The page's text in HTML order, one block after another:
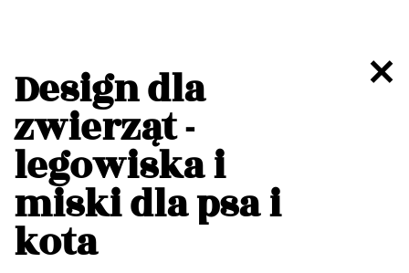
Design dla
zwierząt -
legowiska i
miski dla psa i
kota